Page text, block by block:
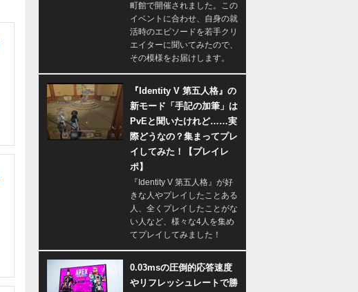
町館で開催されました。この
イベントに合わせ、自身の就
活時のエピソードを若手クリ
エイターに聞いてみたので、
その模様をお届けします。
『Identity V 第五人格』の
新モード「手記の加筆」は
PvEと聞いたけれど……実
際どうなの？集まってプレ
イしてみた！【プレイレ
ポ】
『Identity V 第五人格』が好
きな人やプレイしたことある
人、全くプレイしたことがな
い人など、様々な4人を集め
てプレイしてみました！
0.03msの圧倒的応答速度
やリフレッシュレートで勝